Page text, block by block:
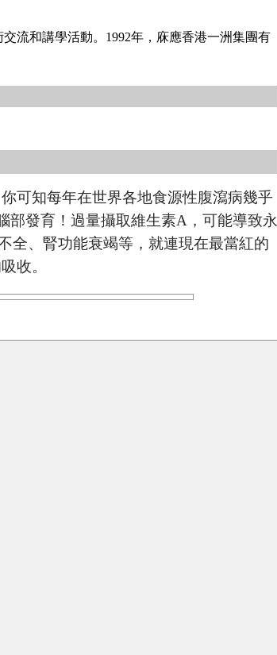
流和講學活動。1992年，庥應香港一洲集團有
可知每年在世界各地食源性腹瀉病幾乎
部發育！過量攝取維生素A，可能導致永
全、腎功能衰竭等，就連現在最當紅的
收。